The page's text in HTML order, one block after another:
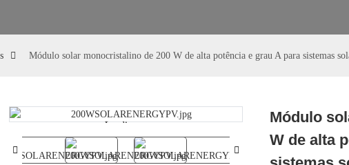
Módulo solar monocristalino de 200 W de alta potência e grau A para sistemas
Loading...
Loading...
Módulo
W de alta